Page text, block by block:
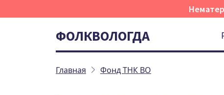
ФОЛКВОЛОГДА
Главная Фонд ТНК ВО